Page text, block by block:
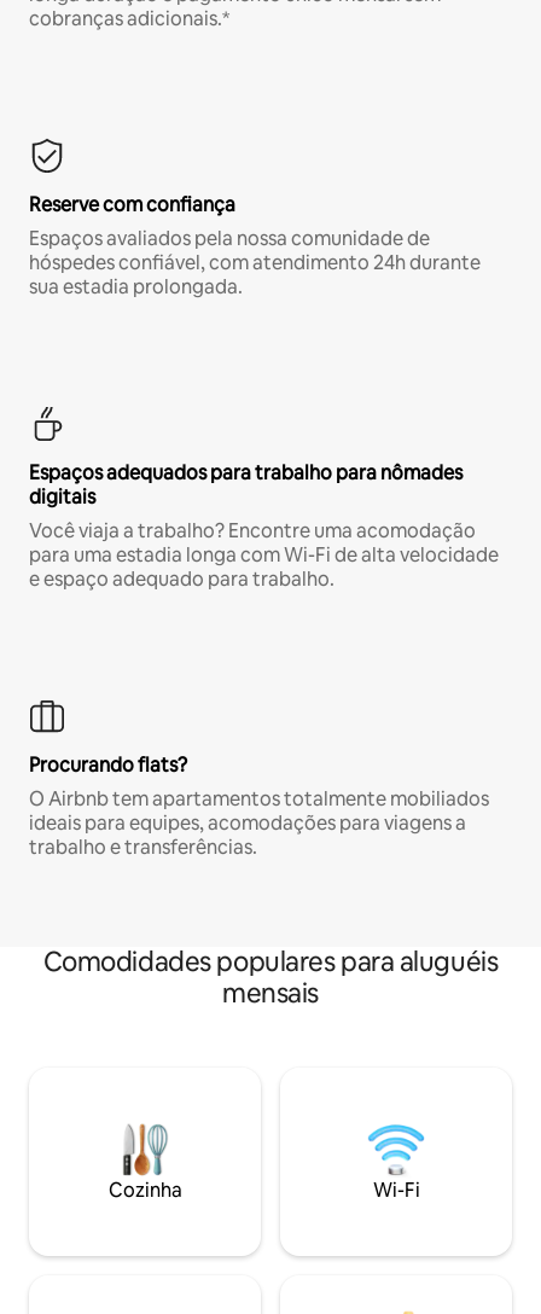
cobranças adicionais.*
Reserve com confiança
Espaços avaliados pela nossa comunidade de
hóspedes confiável, com atendimento 24h durante
sua estadia prolongada.
Espaços adequados para trabalho para nômades
digitais
Você viaja a trabalho? Encontre uma acomodação
para uma estadia longa com Wi-Fi de alta velocidade
e espaço adequado para trabalho.
Procurando flats?
O Airbnb tem apartamentos totalmente mobiliados
ideais para equipes, acomodações para viagens a
trabalho e transferências.
Comodidades populares para aluguéis
mensais
Cozinha Wi-Fi